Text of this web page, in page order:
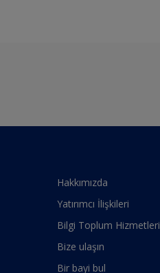
Hakkımızda
Yatırımcı İlişkileri
Bilgi Toplum Hizmetleri
Bize ulaşın
Bir bayi bul